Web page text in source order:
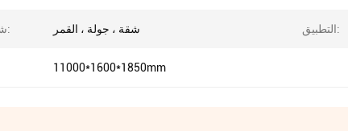
شكل الروطان: شقة ، جولة ، القمر التطبيق:
11000*1600*1850mm